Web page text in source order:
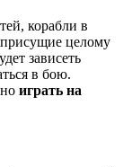
корабли в
целому
зависеть
в бою.
играть на